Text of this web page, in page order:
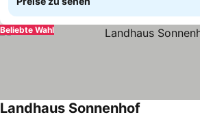
Beliebte Wahl
Landhaus Sonnenhof